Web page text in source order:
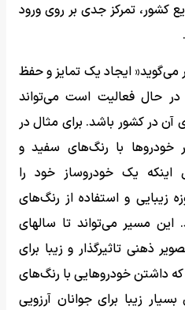
کشور، تمرکز جدی بر روی ورود
ایجاد یک تمایز و حفظ
حال فعالیت است می‌تواند
آن در کشور باشد. برای مثال در
با رنگ‌های سفید و
یک خودروساز خود را
زیبایی و استفاده از رنگ‌های
این مسیر می‌تواند تا سالهای
ذهنی تاثیرگذار و زیبا برای
داشتن خودروهایی با رنگ‌های
زیبا برای جوانان آرزویی